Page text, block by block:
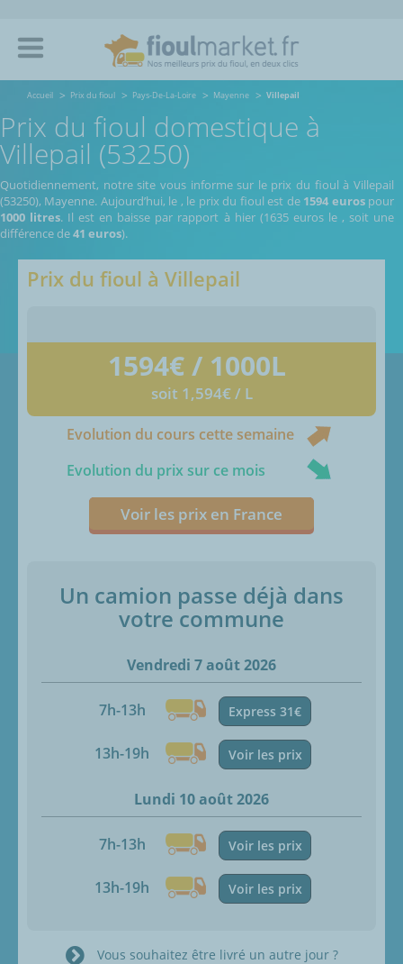
Accueil Prix du fioul Pays-De-La-Loire Mayenne Villepail
Prix du fioul domestique à
Villepail (53250)
Quotidiennement, notre site vous informe sur le prix du fioul à Villepail
(53250), Mayenne. Aujourd’hui, le , le prix du fioul est de 1594 eurospour
1000 litres. Il est en baisse par rapport à hier (1635 euros le , soit une
différence de41 euros).
Prix du fioul à Villepail
1594€ / 1000L
soit 1,594€ / L
Evolution du cours cette semaine
Evolution du prix sur ce mois
Voir les prix en France
Un camion passe déjà dans
votre commune
Vendredi 7 août 2026
7h-13h Express 31€
13h-19h Voir les prix
Lundi 10 août 2026
7h-13h Voir les prix
13h-19h Voir les prix
Vous souhaitez être livré un autre jour ?